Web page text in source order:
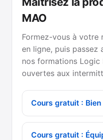
MAO
Formez-vous à votre
en ligne, puis passez
nos formations Logic
ouvertes aux
Cours gratuit :
Cours gratuit :